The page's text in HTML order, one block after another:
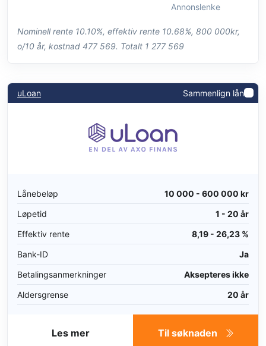
Annonslenke
Nominell rente 10.10%, effektiv rente 10.68%, 800 000kr,
o/10 år, kostnad 477 569. Totalt 1 277 569
uLoan Sammenlign lån
Lånebeløp
10 000 - 600 000 kr
Løpetid
1 - 20 år
Effektiv rente
8,19 - 26,23 %
Bank-ID
Ja
Betalingsanmerkninger
Aksepteres ikke
Aldersgrense
20 år
Til søknaden
Les mer